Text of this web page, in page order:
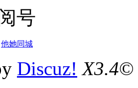
号
他她同城
Discuz! X3.4©